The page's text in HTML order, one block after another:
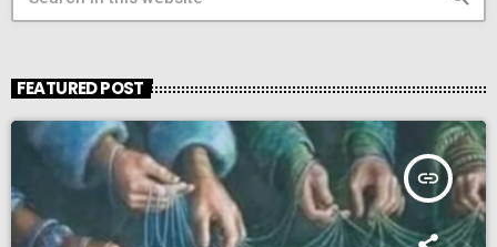
FEATURED POST
insert_link